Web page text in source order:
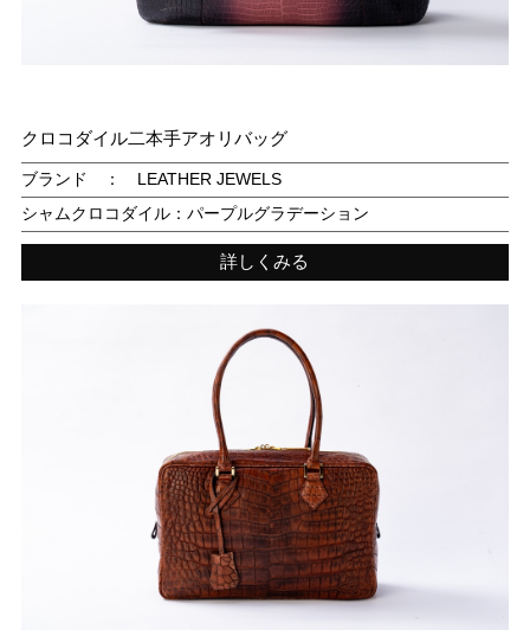
クロコダイル二本手アオリバッグ
ブランド ： LEATHER JEWELS
シャムクロコダイル：パープルグラデーション
詳しくみる